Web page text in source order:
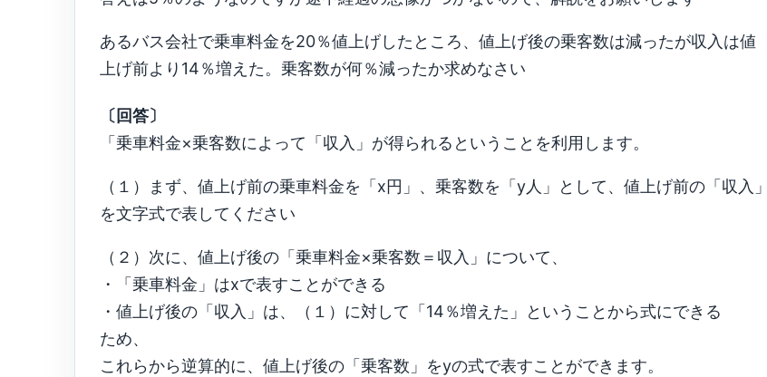
あるバス会社で乗車料金を20％値上げしたところ、値上げ後の乗客数は減ったが収入は値
上げ前より14％増えた。乗客数が何％減ったか求めなさい
〔回答〕
「乗車料金×乗客数によって「収入」が得られるということを利用します。
（１）まず、値上げ前の乗車料金を「x円」、乗客数を「y人」として、値上げ前の「収入」
を文字式で表してください
（２）次に、値上げ後の「乗車料金×乗客数＝収入」について、
・「乗車料金」はxで表すことができる
・値上げ後の「収入」は、（１）に対して「14％増えた」ということから式にできる
ため、
これらから逆算的に、値上げ後の「乗客数」をyの式で表すことができます。